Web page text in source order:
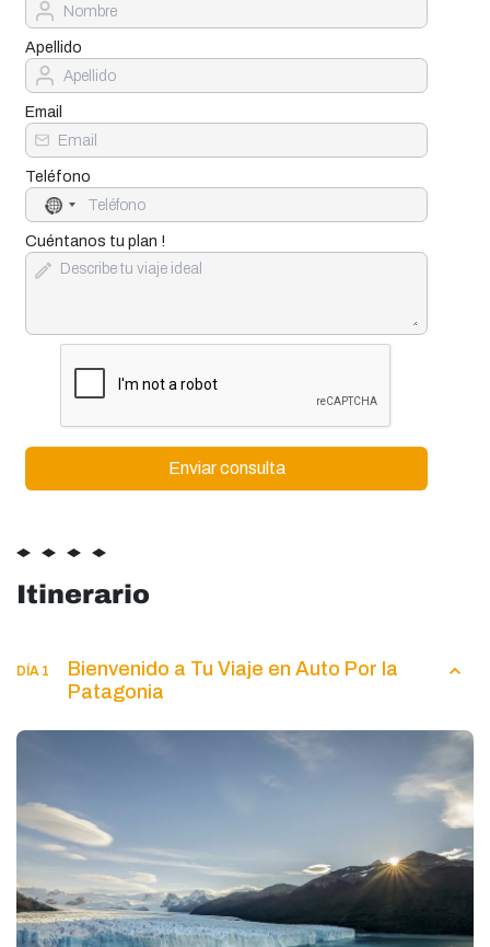
Apellido
Email
Teléfono
No
country
selected
Cuéntanos tu plan !
Itinerario
DÍA 1
Bienvenido a Tu Viaje en Auto Por la
Patagonia